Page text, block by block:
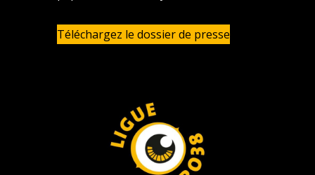
Téléchargez le dossier de presse